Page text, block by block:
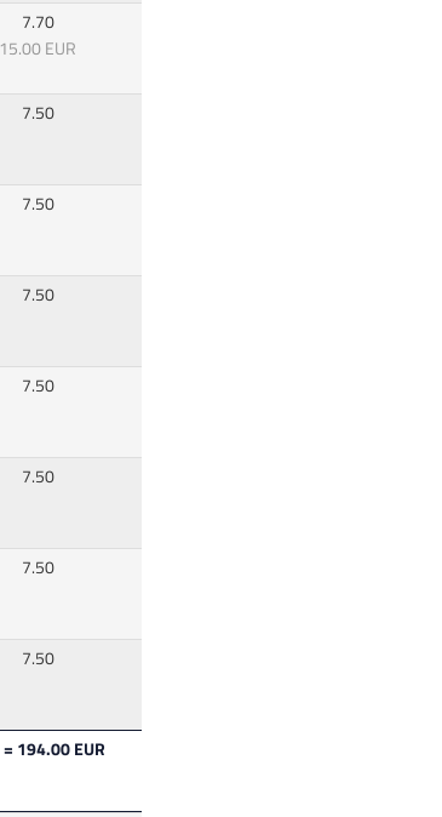
7.70
15.00 EUR
7.50
7.50
7.50
7.50
7.50
7.50
7.50
= 194.00 EUR